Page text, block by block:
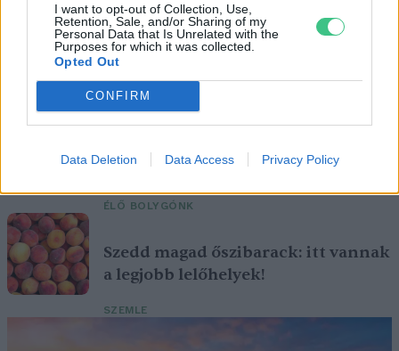
I want to opt-out of Collection, Use,
Retention, Sale, and/or Sharing of my
Personal Data that Is Unrelated with the
Purposes for which it was collected.
Opted Out
CONFIRM
Data Deletion Data Access Privacy Policy
Ezt a növényt már az őskorban is ismerték, a népi gyógyászatban
pedig ma is számos betegség ellen használják.
Születésnapi programokkal várja a
hétvégén a közönséget a 160 éves
Fővárosi Állatkert
ÉLŐ BOLYGÓNK
Szedd magad őszibarack: itt vannak
a legjobb lelőhelyek!
SZEMLE